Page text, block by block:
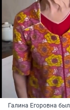
Галина Егоровна